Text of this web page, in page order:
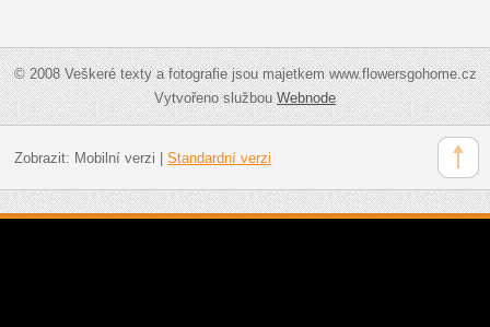
© 2008 Veškeré texty a fotografie jsou majetkem www.flowersgohome.cz
Vytvořeno službouWebnode
Zobrazit: Mobilní verzi Standardní verzi